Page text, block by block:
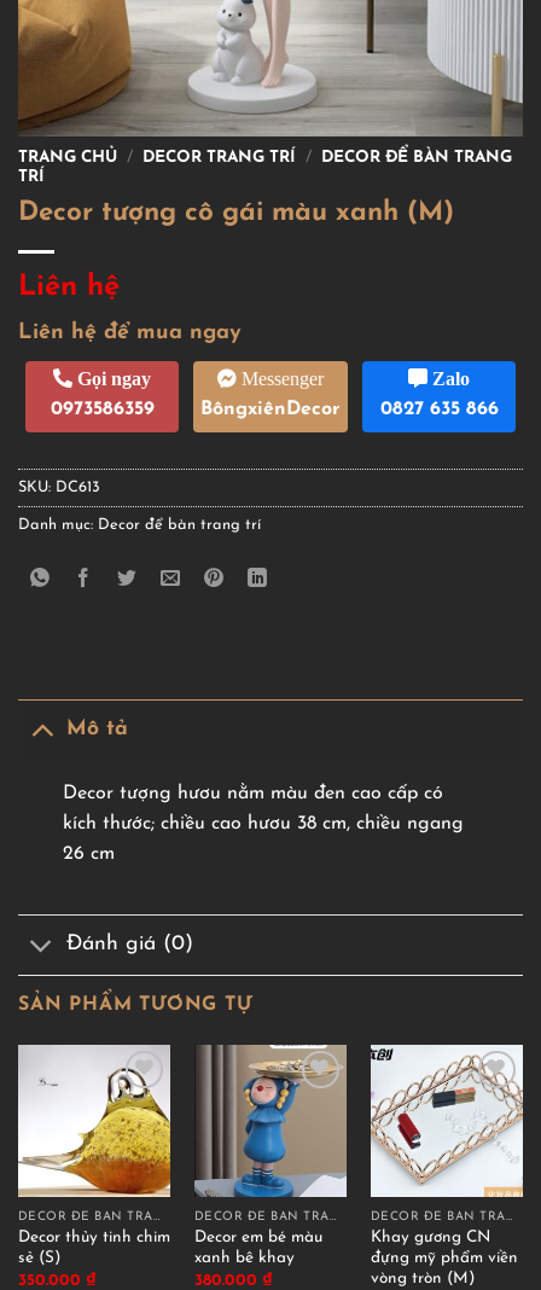
TRANG CHỦ / DECOR TRANG TRÍ /
DECOR ĐỂ BÀN TRANG
TRÍ
Decor tượng cô gái màu xanh (M)
Liên hệ
Liên hệ để mua ngay
Gọi ngay
0973586359
Messenger
BôngxiênDecor
Zalo
0827 635 866
SKU: DC613
Danh mục: Decor để bàn trang trí
Mô tả
Decor tượng hươu nằm màu đen cao cấp có
kích thước; chiều cao hươu 38 cm, chiều ngang
26 cm
Đánh giá (0)
SẢN PHẨM TƯƠNG TỰ
DECOR ĐỂ BÀN TRANG TRÍ
Decor thủy tinh chim
sẻ (S)
350.000 ₫
DECOR ĐỂ BÀN TRANG TRÍ
Decor em bé màu
xanh bê khay
380.000 ₫
DECOR ĐỂ BÀN TRANG TRÍ
Khay gương CN
đựng mỹ phẩm viền
vòng tròn (M)